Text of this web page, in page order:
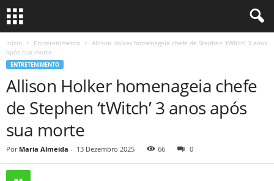
Início Entretenimento
Allison Holker homenageia chefe de Stephen ‘tWitch’ 3 anos
após sua morte
ENTRETENIMENTO
Allison Holker homenageia chefe
de Stephen ‘tWitch’ 3 anos após
sua morte
Por Maria Almeida - 13 Dezembro 2025 66 0